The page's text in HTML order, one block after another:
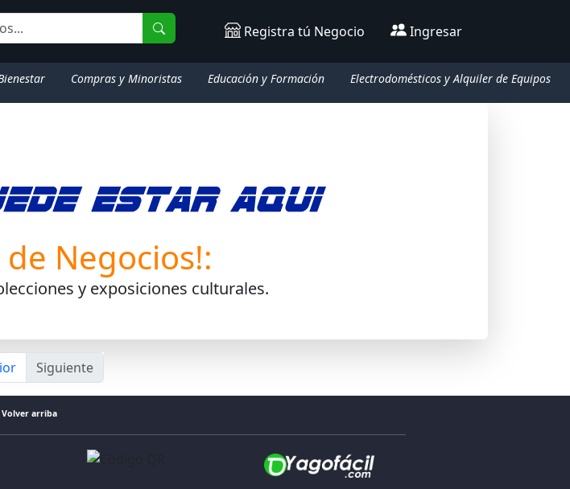
Registra tú Negocio Ingresar
Compras y Minoristas Educación y Formación Electrodomésticos y Alquiler de Equipos
de Negocios!:
y exposiciones culturales.
Siguiente
Volver arriba